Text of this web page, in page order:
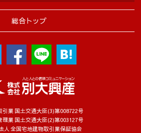
引業 国土交通大臣(3)第008722号
理業 国土交通大臣(2)第003127号
人 全国宅地建物取引業保証協会
総合トップ